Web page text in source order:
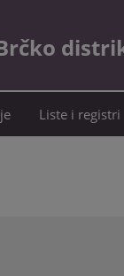
Liste i registri